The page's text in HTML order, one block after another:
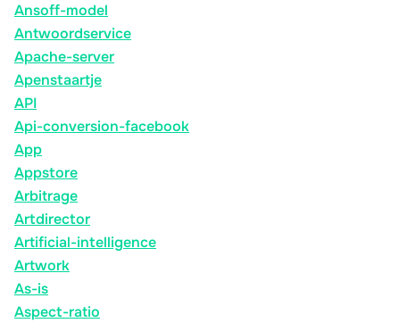
Ansoff-model
Antwoordservice
Apache-server
Apenstaartje
API
Api-conversion-facebook
App
Appstore
Arbitrage
Artdirector
Artificial-intelligence
Artwork
As-is
Aspect-ratio